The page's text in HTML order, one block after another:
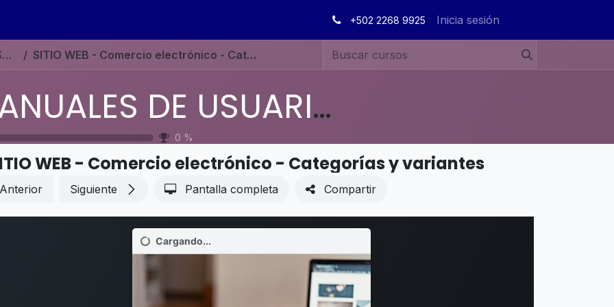
+502 2268 9925 Inicia sesión
MANUALES DE USUARIO EN ESPAÑOL ODOO 19 SITIO WEB - Comercio electrónico - Categorías y variantes
MANUALES DE USUARIO EN ESPAÑOL ODOO 19
0 %
WEB - Comercio electrónico - Categorías y variantes
Anterior Siguiente Pantalla completa Compartir